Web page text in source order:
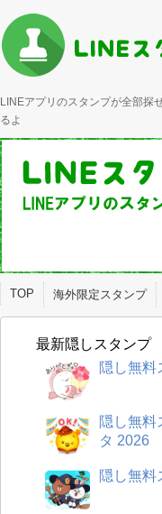
LINEアプリのスタンプが全部探
るよ
TOP 海外限定スタンプ
最新隠しスタンプ
隠し無料
隠し無料
タ 2026
隠し無料